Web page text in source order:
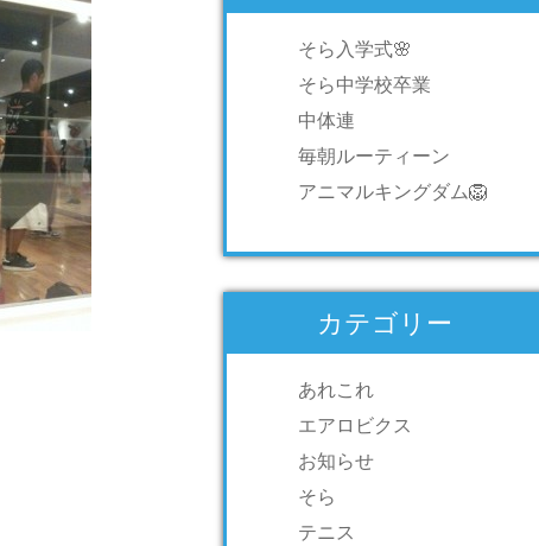
そら入学式🌸
そら中学校卒業
中体連
毎朝ルーティーン
アニマルキングダム🦁
カテゴリー
あれこれ
エアロビクス
お知らせ
そら
テニス